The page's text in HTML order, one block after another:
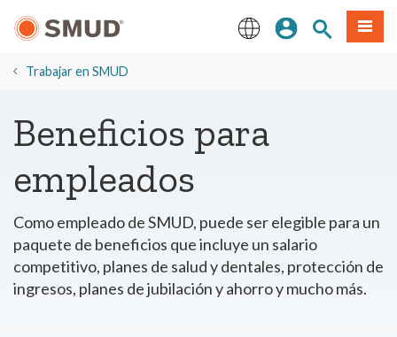
principal
Iniciar sesión
Buscar en
Menú
​Trabajar en SMUD
Beneficios para
empleados
Como empleado de SMUD, puede ser elegible para un
paquete de beneficios que incluye un salario
competitivo, planes de salud y dentales, protección de
ingresos, planes de jubilación y ahorro y mucho más.